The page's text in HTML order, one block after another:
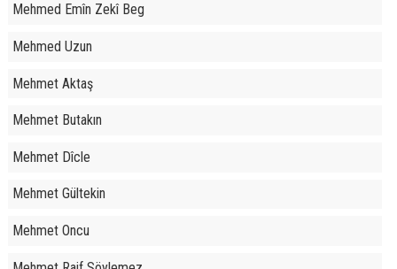
Mehmed Emîn Zekî Beg
Mehmed Uzun
Mehmet Aktaş
Mehmet Butakın
Mehmet Dîcle
Mehmet Gültekin
Mehmet Oncu